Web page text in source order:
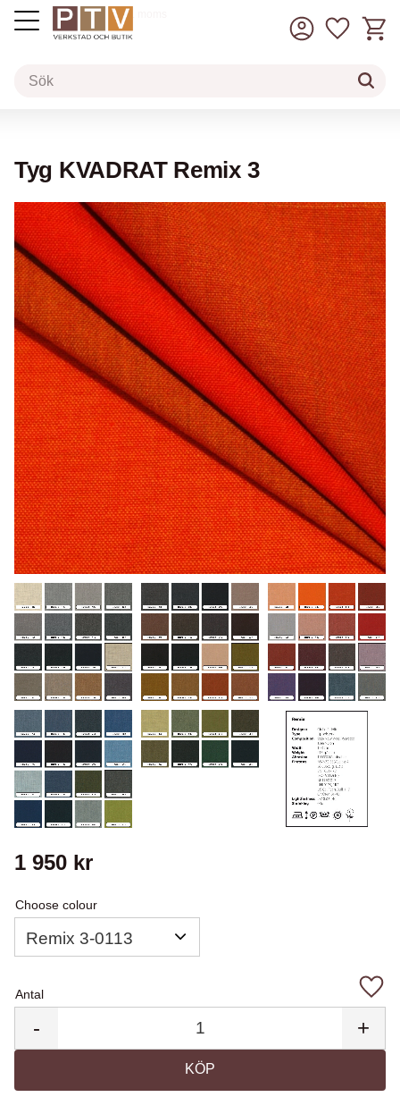
inkl. moms
Tyg KVADRAT Remix 3
1 950 kr
Choose colour
Antal
+
-
KÖP